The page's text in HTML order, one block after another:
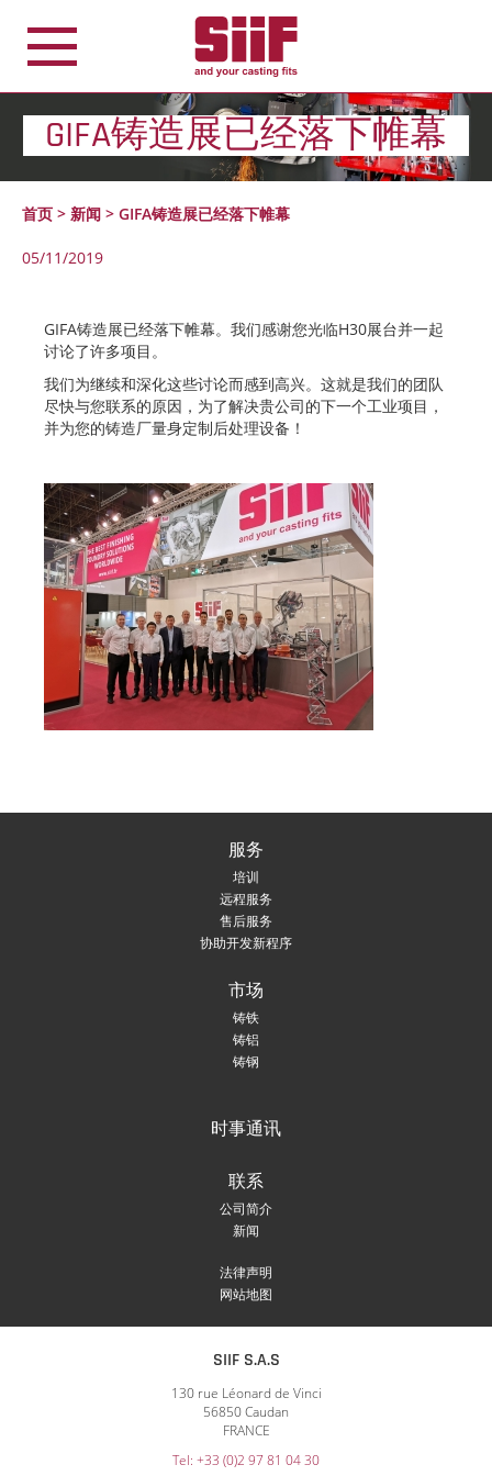
GIFA铸造展已经落下帷幕
首页 > 新闻 > GIFA铸造展已经落下帷幕
05/11/2019
GIFA铸造展已经落下帷幕。我们感谢您光临H30展台并一起
讨论了许多项目。
我们为继续和深化这些讨论而感到高兴。这就是我们的团队
尽快与您联系的原因，为了解决贵公司的下一个工业项目，
并为您的铸造厂量身定制后处理设备！
服务
培训
远程服务
售后服务
协助开发新程序
市场
铸铁
铸铝
铸钢
时事通讯
联系
公司简介
新闻
法律声明
网站地图
SIIF S.A.S
130 rue Léonard de Vinci
56850 Caudan
FRANCE
Tel: +33 (0)2 97 81 04 30